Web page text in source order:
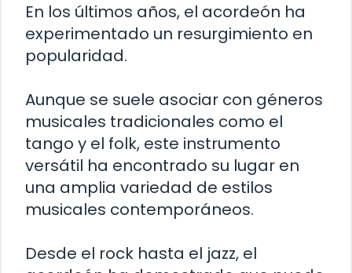
En los últimos años, el acordeón ha
experimentado un resurgimiento en
popularidad.
Aunque se suele asociar con géneros
musicales tradicionales como el
tango y el folk, este instrumento
versátil ha encontrado su lugar en
una amplia variedad de estilos
musicales contemporáneos.
Desde el rock hasta el jazz, el